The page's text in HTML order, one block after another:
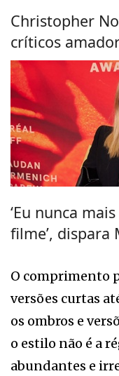
Christopher
críticos
‘Eu nunca
filme’, dispara
O comprimento
versões curtas
os ombros e
o estilo não é a
abundantes e